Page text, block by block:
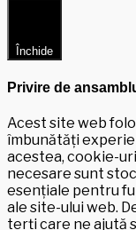
Închide
Privire de
Acest site web
îmbunătăți
acestea, cookie-
necesare sunt
esențiale pentru
ale site-ului web.
terți care ne ajută